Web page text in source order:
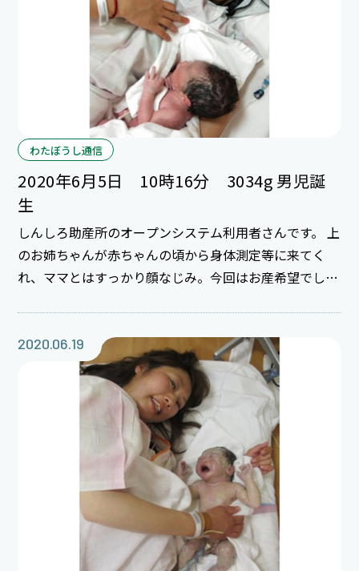
わたぼうし通信
2020年6月5日 10時16分 3034g 男児誕
生
しんしろ助産所のオープンシステム利用者さんです。 上
のお姉ちゃんが赤ちゃんの頃から身体測定等に来てく
れ、ママとはすっかり顔なじみ。今回はお産希望でしん
いっぱい！お産の部屋にたくましい泣き声が響きまし
た。ご家族の皆さん、ママと赤ちゃんに会えるのを楽し
みにしていてくださいね。 二人のお姉ちゃんも、たく
さん可愛がってあげてね。 ご出産おめでとうございま
2020.06.19